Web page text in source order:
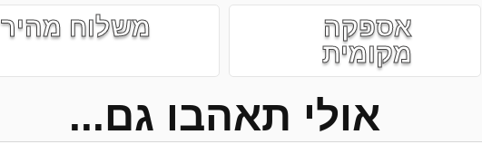
אספקה
מקומית
משלוח מהיר
אולי תאהבו גם...